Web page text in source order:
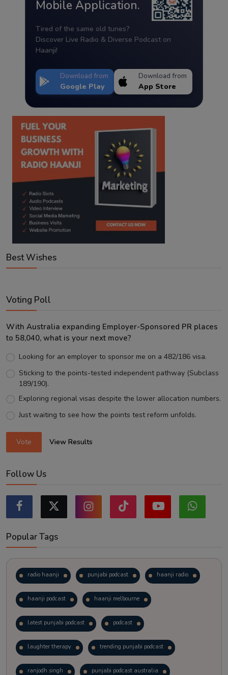
Mobile Application.
Tired of the same old tunes?
Discover Live Radio & Diverse Podcast on
Haanji!
Download from
Google Play
Download from
App Store
Best Wishes
Voting Poll
With Australia expanding Employer-Sponsored PR places
to 58,040, what is your next move?
Looking for an employer to sponsor me on a 482/186 visa.
Sticking to the points-tested independent pathway (Subclass
189/190).
Exploring regional visas despite the lower allocation numbers.
Just waiting to see how the points test reform unfolds.
Vote View Results
Follow Us
Popular Tags
radio haanji punjabi podcast haanji radio
haanji podcast haanji melbourne
latest punjabi podcast podcast
laughter therapy trending punjabi podcast
ranjodh singh punjabi podcast australia